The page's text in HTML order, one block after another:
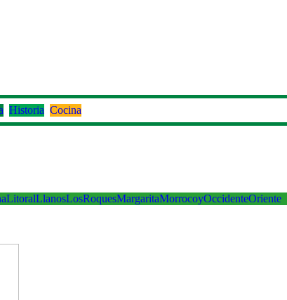
Historia Cocina
LitoralLlanosLosRoquesMargaritaMorrocoyOccidenteOriente